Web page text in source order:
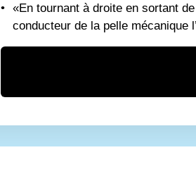
«En tournant à droite en sortant
conducteur de la pelle mécanique